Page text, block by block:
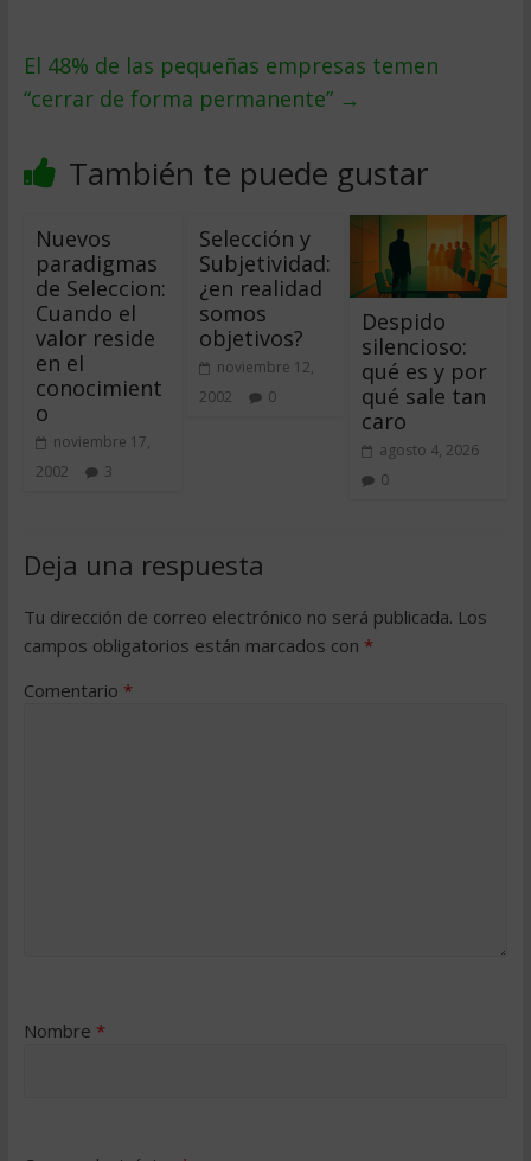
El 48% de las pequeñas empresas temen
“cerrar de forma permanente” →
También te puede gustar
Nuevos
paradigmas
de Seleccion:
Cuando el
valor reside
en el
conocimient
o
noviembre 17,
2002
3
Selección y
Subjetividad:
¿en realidad
somos
objetivos?
noviembre 12,
2002
0
Despido
silencioso:
qué es y por
qué sale tan
caro
agosto 4, 2026
0
Deja una respuesta
Tu dirección de correo electrónico no será publicada. Los
campos obligatorios están marcados con *
Comentario *
Nombre *